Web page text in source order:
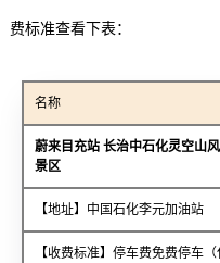
用车百科
费标准查看下表：
名称
蔚来目充站 长治中石化灵空山风
景区
【地址】中国石化李元加油站
【收费标准】停车费免费停车